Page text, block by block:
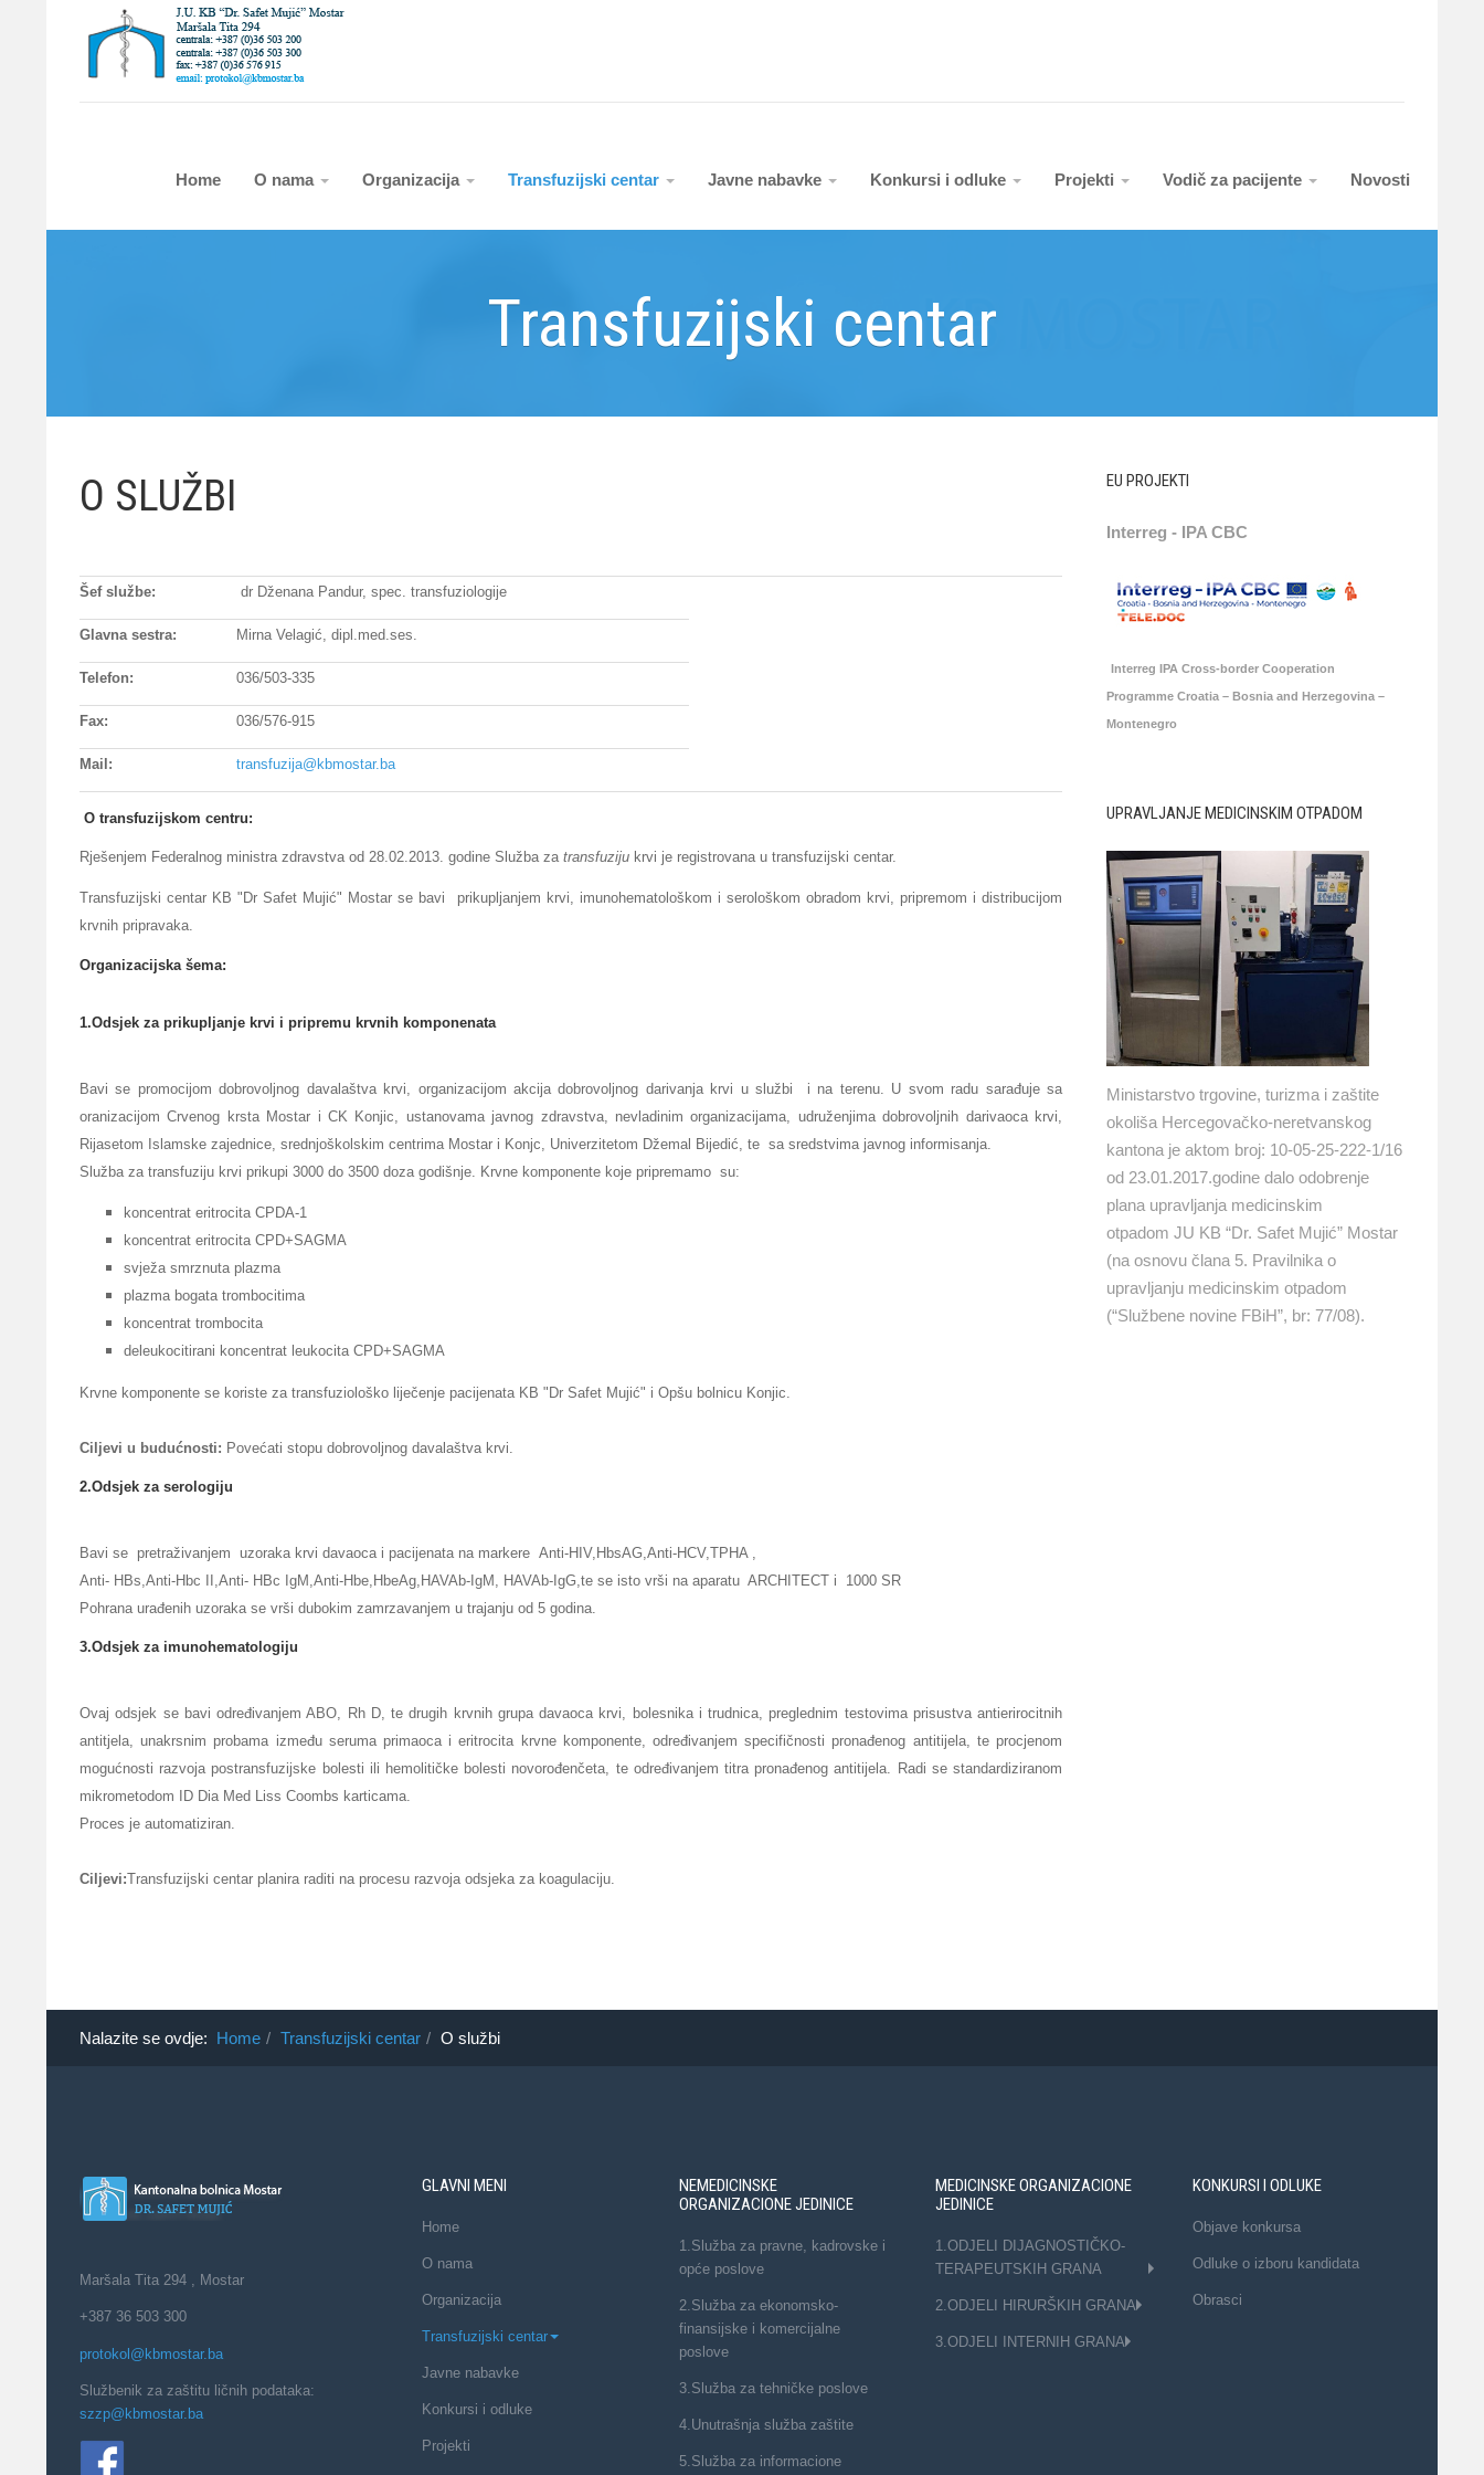
Home O nama Organizacija Transfuzijski centar Javne nabavke Konkursi i odluke Projekti Vodič za pacijente Novosti
Transfuzijski centar
O SLUŽBI
Šef službe: dr Dženana Pandur, spec. transfuziologije
Glavna sestra: Mirna Velagić, dipl.med.ses.
Telefon: 036/503-335
Fax: 036/576-915
Mail: transfuzija@kbmostar.ba
O transfuzijskom centru:
Rješenjem Federalnog ministra zdravstva od 28.02.2013. godine Služba za transfuziju krvi je registrovana u transfuzijski centar.
Transfuzijski centar KB "Dr Safet Mujić" Mostar se bavi prikupljanjem krvi, imunohematološkom i serološkom obradom krvi, pripremom i distribucijom
krvnih pripravaka.
Organizacijska šema:
1.Odsjek za prikupljanje krvi i pripremu krvnih komponenata
Bavi se promocijom dobrovoljnog davalaštva krvi, organizacijom akcija dobrovoljnog darivanja krvi u službi i na terenu. U svom radu sarađuje sa
oranizacijom Crvenog krsta Mostar i CK Konjic, ustanovama javnog zdravstva, nevladinim organizacijama, udruženjima dobrovoljnih darivaoca krvi,
Rijasetom Islamske zajednice, srednjoškolskim centrima Mostar i Konjc, Univerzitetom Džemal Bijedić, te sa sredstvima javnog informisanja.
Služba za transfuziju krvi prikupi 3000 do 3500 doza godišnje. Krvne komponente koje pripremamo su:
koncentrat eritrocita CPDA-1
koncentrat eritrocita CPD+SAGMA
svježa smrznuta plazma
plazma bogata trombocitima
koncentrat trombocita
deleukocitirani koncentrat leukocita CPD+SAGMA
Krvne komponente se koriste za transfuziološko liječenje pacijenata KB "Dr Safet Mujić" i Opšu bolnicu Konjic.
Ciljevi u budućnosti: Povećati stopu dobrovoljnog davalaštva krvi.
2.Odsjek za serologiju
Bavi se pretraživanjem uzoraka krvi davaoca i pacijenata na markere Anti-HIV,HbsAG,Anti-HCV,TPHA ,
Anti- HBs,Anti-Hbc II,Anti- HBc IgM,Anti-Hbe,HbeAg,HAVAb-IgM, HAVAb-IgG,te se isto vrši na aparatu ARCHITECT i 1000 SR
Pohrana urađenih uzoraka se vrši dubokim zamrzavanjem u trajanju od 5 godina.
3.Odsjek za imunohematologiju
Ovaj odsjek se bavi određivanjem ABO, Rh D, te drugih krvnih grupa davaoca krvi, bolesnika i trudnica, preglednim testovima prisustva antierirocitnih
antitjela, unakrsnim probama između seruma primaoca i eritrocita krvne komponente, određivanjem specifičnosti pronađenog antitijela, te procjenom
mogućnosti razvoja postransfuzijske bolesti ili hemolitičke bolesti novorođenčeta, te određivanjem titra pronađenog antitijela. Radi se standardiziranom
mikrometodom ID Dia Med Liss Coombs karticama.
Proces je automatiziran.
Ciljevi:Transfuzijski centar planira raditi na procesu razvoja odsjeka za koagulaciju.
EU PROJEKTI
Interreg - IPA CBC
Interreg IPA Cross-border Cooperation
Programme Croatia – Bosnia and Herzegovina –
Montenegro
UPRAVLJANJE MEDICINSKIM OTPADOM
Ministarstvo trgovine, turizma i zaštite
okoliša Hercegovačko-neretvanskog
kantona je aktom broj: 10-05-25-222-1/16
od 23.01.2017.godine dalo odobrenje
plana upravljanja medicinskim
otpadom JU KB “Dr. Safet Mujić” Mostar
(na osnovu člana 5. Pravilnika o
upravljanju medicinskim otpadom
(“Službene novine FBiH”, br: 77/08).
Nalazite se ovdje: Home Transfuzijski centar O službi
Maršala Tita 294 , Mostar
+387 36 503 300
protokol@kbmostar.ba
Službenik za zaštitu ličnih podataka:
szzp@kbmostar.ba
GLAVNI MENI
Home
O nama
Organizacija
Transfuzijski centar
Javne nabavke
Konkursi i odluke
Projekti
NEMEDICINSKE
ORGANIZACIONE JEDINICE
1.Služba za pravne, kadrovske i
opće poslove
2.Služba za ekonomsko-
finansijske i komercijalne
poslove
3.Služba za tehničke poslove
4.Unutrašnja služba zaštite
5.Služba za informacione
MEDICINSKE ORGANIZACIONE
JEDINICE
1.ODJELI DIJAGNOSTIČKO-
TERAPEUTSKIH GRANA
2.ODJELI HIRURŠKIH GRANA
3.ODJELI INTERNIH GRANA
KONKURSI I ODLUKE
Objave konkursa
Odluke o izboru kandidata
Obrasci